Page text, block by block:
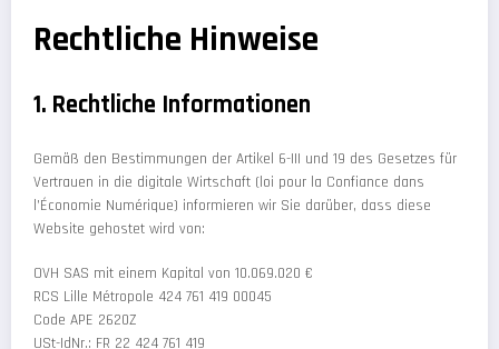
Rechtliche Hinweise
1. Rechtliche Informationen
Gemäß den Bestimmungen der Artikel 6-III und 19 des Gesetzes für
Vertrauen in die digitale Wirtschaft (loi pour la Confiance dans
l’Économie Numérique) informieren wir Sie darüber, dass diese
Website gehostet wird von:
OVH SAS mit einem Kapital von 10.069.020 €
RCS Lille Métropole 424 761 419 00045
Code APE 2620Z
USt-IdNr.: FR 22 424 761 419